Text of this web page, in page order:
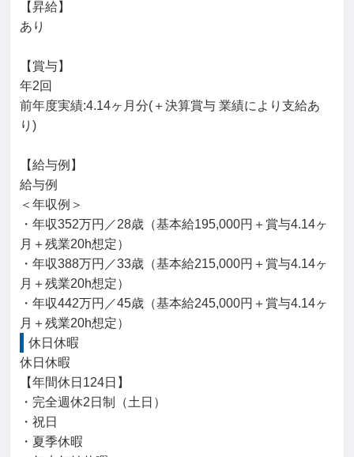
【昇給】
あり
【賞与】
年2回
前年度実績:4.14ヶ月分(＋決算賞与 業績により支給あ
り)
【給与例】
給与例
＜年収例＞
・年収352万円／28歳（基本給195,000円＋賞与4.14ヶ
月＋残業20h想定）
・年収388万円／33歳（基本給215,000円＋賞与4.14ヶ
月＋残業20h想定）
・年収442万円／45歳（基本給245,000円＋賞与4.14ヶ
月＋残業20h想定）
休日休暇
休日休暇
【年間休日124日】
・完全週休2日制（土日）
・祝日
・夏季休暇